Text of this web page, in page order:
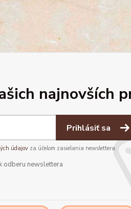
najnovších
Prihlásiť sa
údajov za účelom zasielania newslettera.
odberu newslettera